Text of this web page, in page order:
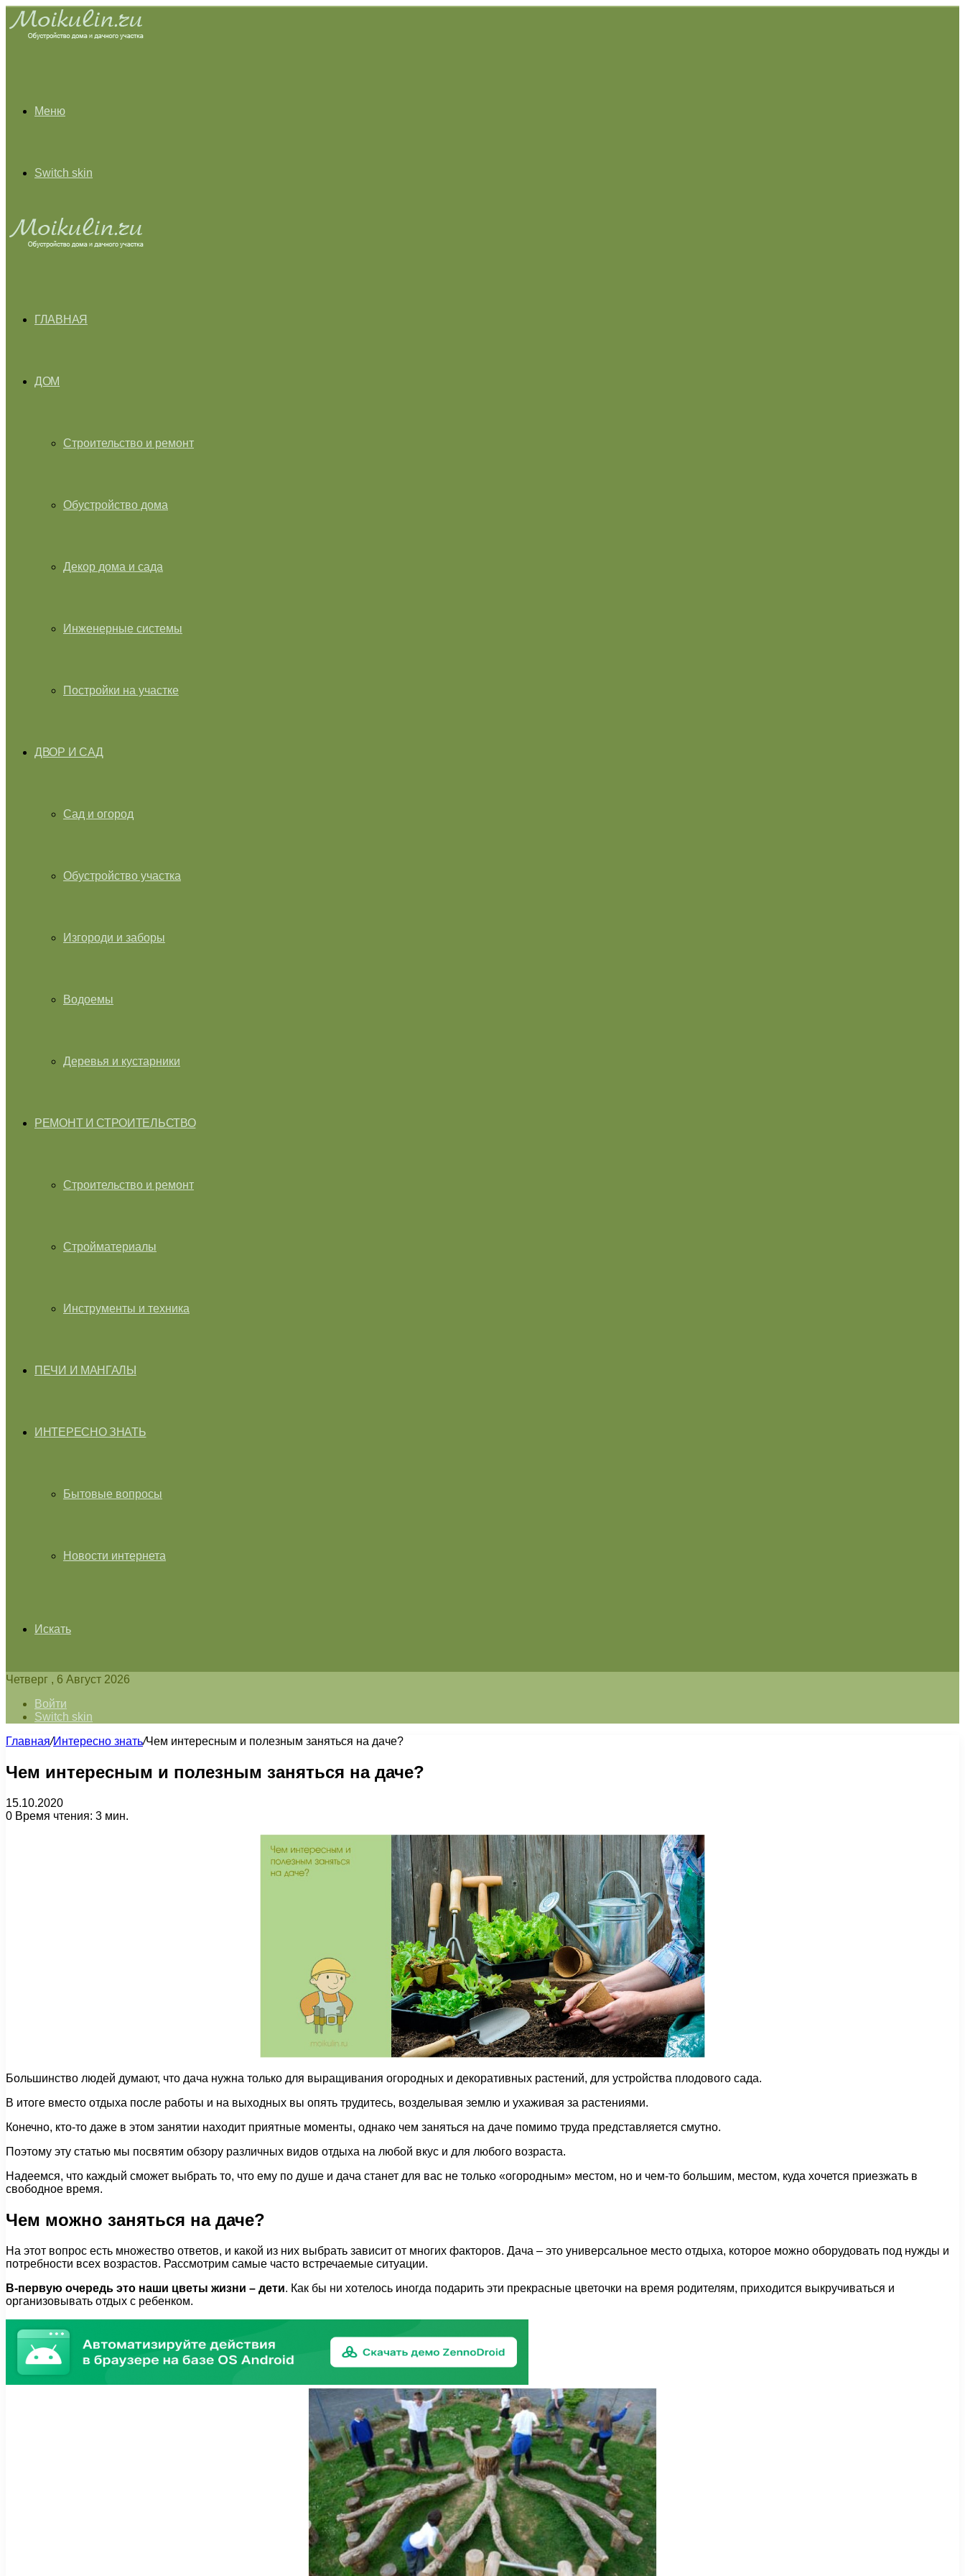
Меню
Switch skin
ГЛАВНАЯ
ДОМ
Строительство и ремонт
Обустройство дома
Декор дома и сада
Инженерные системы
Постройки на участке
ДВОР И САД
Сад и огород
Обустройство участка
Изгороди и заборы
Водоемы
Деревья и кустарники
РЕМОНТ И СТРОИТЕЛЬСТВО
Строительство и ремонт
Стройматериалы
Инструменты и техника
ПЕЧИ И МАНГАЛЫ
ИНТЕРЕСНО ЗНАТЬ
Бытовые вопросы
Новости интернета
Искать
Четверг , 6 Август 2026
Войти
Switch skin
Главная/Интересно знать/Чем интересным и полезным заняться на даче?
Чем интересным и полезным заняться на даче?
15.10.2020
0 Время чтения: 3 мин.
Большинство людей думают, что дача нужна только для выращивания огородных и декоративных растений, для устройства плодового сада.
В итоге вместо отдыха после работы и на выходных вы опять трудитесь, возделывая землю и ухаживая за растениями.
Конечно, кто-то даже в этом занятии находит приятные моменты, однако чем заняться на даче помимо труда представляется смутно.
Поэтому эту статью мы посвятим обзору различных видов отдыха на любой вкус и для любого возраста.
Надеемся, что каждый сможет выбрать то, что ему по душе и дача станет для вас не только «огородным» местом, но и чем-то большим, местом, куда хочется приезжать в
свободное время.
Чем можно заняться на даче?
На этот вопрос есть множество ответов, и какой из них выбрать зависит от многих факторов. Дача – это универсальное место отдыха, которое можно оборудовать под нужды и
потребности всех возрастов. Рассмотрим самые часто встречаемые ситуации.
В-первую очередь это наши цветы жизни – дети. Как бы ни хотелось иногда подарить эти прекрасные цветочки на время родителям, приходится выкручиваться и
организовывать отдых с ребенком.